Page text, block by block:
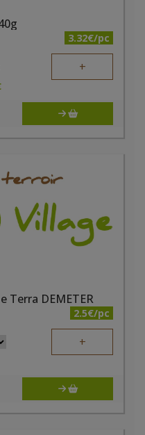
3.32€/pc
+
Terra DEMETER
2.5€/pc
+